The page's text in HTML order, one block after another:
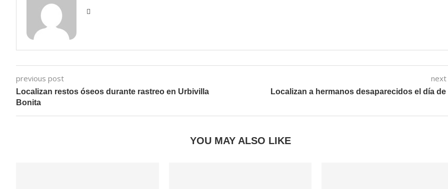
previous post
Localizan restos óseos durante rastreo en Urbivilla
Bonita
Localizan a hermanos desaparecidos el día de
YOU MAY ALSO LIKE